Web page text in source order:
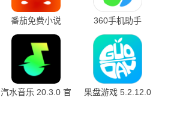
番茄免费小说
7.2.9.32 安卓版
360手机助手
10.2.2 官方版
汽水音乐 20.3.0 官
果盘游戏 5.2.12.0